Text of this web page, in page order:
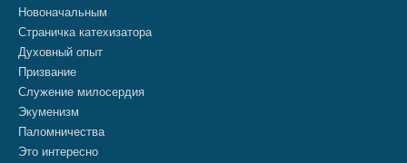
Новоначальным
Страничка катехизатора
Духовный опыт
Призвание
Служение милосердия
Экуменизм
Паломничества
Это интересно